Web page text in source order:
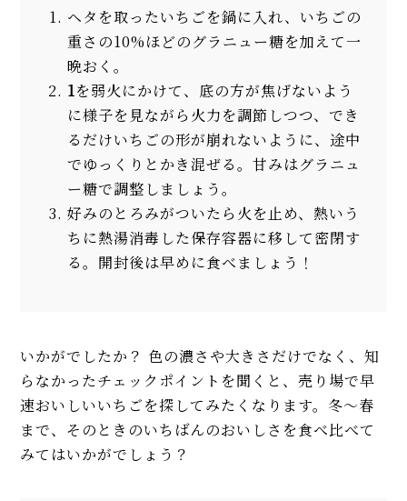
ヘタを取ったいちごを鍋に入れ、いちごの
重さの10%ほどのグラニュー糖を加えて一
晩おく。
1を弱火にかけて、底の方が焦げないよう
に様子を見ながら火力を調節しつつ、でき
るだけいちごの形が崩れないように、途中
でゆっくりとかき混ぜる。甘みはグラニュ
ー糖で調整しましょう。
好みのとろみがついたら火を止め、熱いう
ちに熱湯消毒した保存容器に移して密閉す
る。開封後は早めに食べましょう！
いかがでしたか？ 色の濃さや大きさだけでなく、知
らなかったチェックポイントを聞くと、売り場で早
速おいしいいちごを探してみたくなります。冬〜春
まで、そのときのいちばんのおいしさを食べ比べて
みてはいかがでしょう？